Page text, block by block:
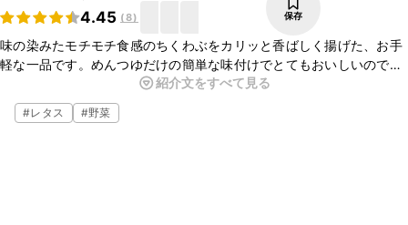
4.45 (8) 保存
味の染みたモチモチ食感のちくわぶをカリッと香ばしく揚げた、お手
軽な一品です。めんつゆだけの簡単な味付けでとてもおいしいので、
ぜひ作ってみてくださいね。紹介文をすべて見る
#レタス #野菜